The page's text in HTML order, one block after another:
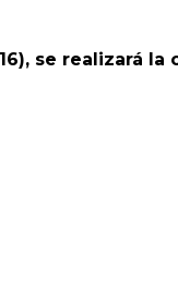
se